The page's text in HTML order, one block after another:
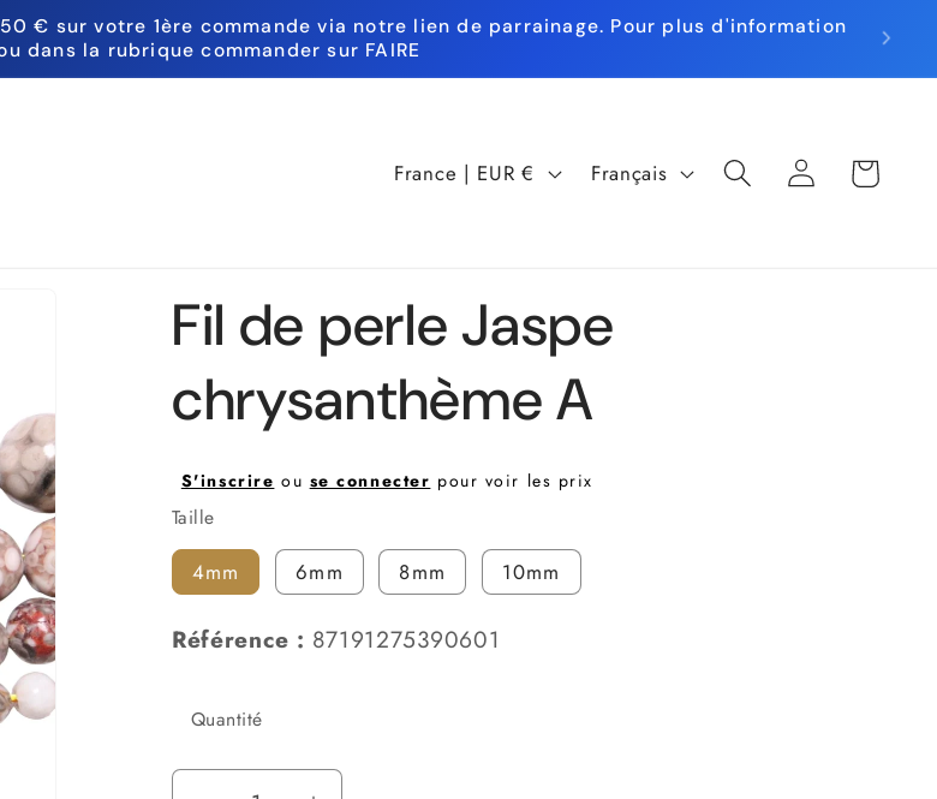
€ sur votre 1ère commande via notre lien de parrainage. Pour plus d'information
dans la rubrique commander sur FAIRE
P
/
r
é
g
o
France | EUR €
u
e
Français Connexion Panier
Fil de perle Jaspe
chrysanthème A
S'inscrire ou se connecter pour voir les prix
Taille
4mm 6mm 8mm 10mm
Référence : 87191275390601
Quantité